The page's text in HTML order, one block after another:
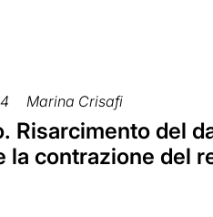
Marina Crisafi
Risarcimento del
la contrazione del